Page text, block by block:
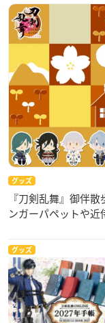
グッズ
『刀剣乱舞』御伴
ンガーパペットや近
グッズ